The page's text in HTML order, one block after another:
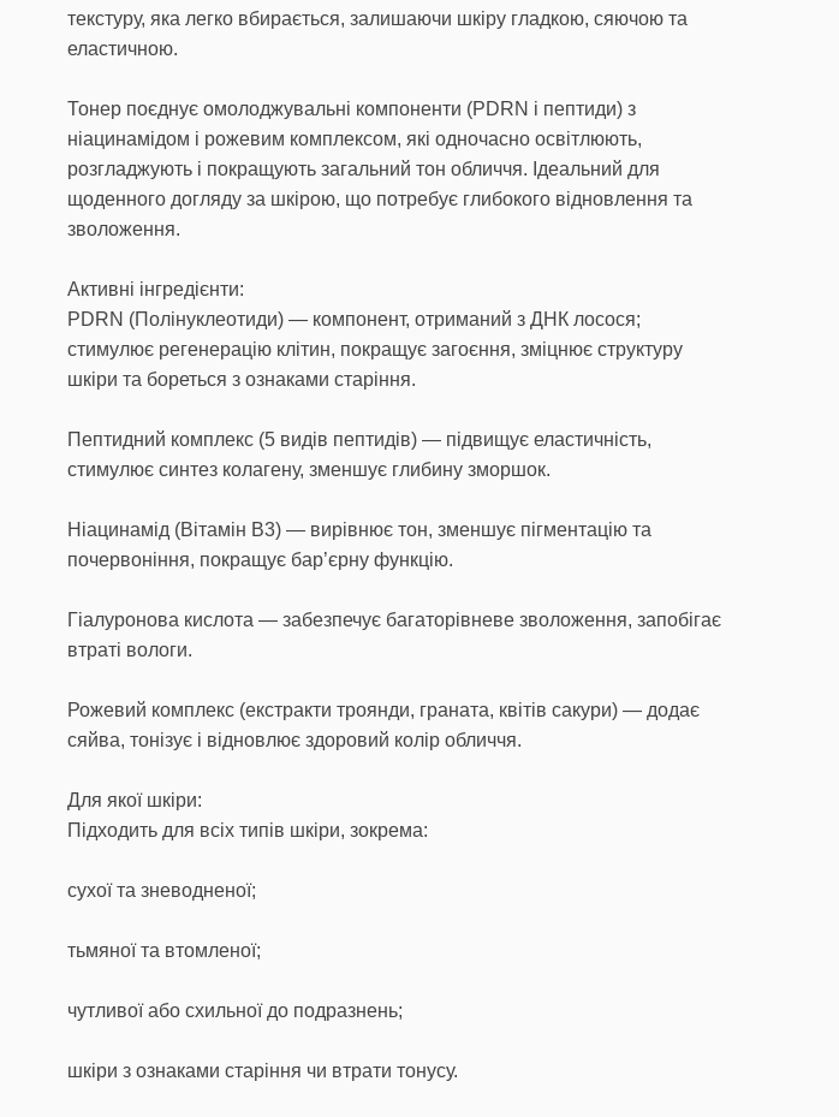
текстуру, яка легко вбирається, залишаючи шкіру гладкою, сяючою та
еластичною.
Тонер поєднує омолоджувальні компоненти (PDRN і пептиди) з
ніацинамідом і рожевим комплексом, які одночасно освітлюють,
розгладжують і покращують загальний тон обличчя. Ідеальний для
щоденного догляду за шкірою, що потребує глибокого відновлення та
зволоження.
Активні інгредієнти:
PDRN (Полінуклеотиди) — компонент, отриманий з ДНК лосося;
стимулює регенерацію клітин, покращує загоєння, зміцнює структуру
шкіри та бореться з ознаками старіння.
Пептидний комплекс (5 видів пептидів) — підвищує еластичність,
стимулює синтез колагену, зменшує глибину зморшок.
Ніацинамід (Вітамін B3) — вирівнює тон, зменшує пігментацію та
почервоніння, покращує бар’єрну функцію.
Гіалуронова кислота — забезпечує багаторівневе зволоження, запобігає
втраті вологи.
Рожевий комплекс (екстракти троянди, граната, квітів сакури) — додає
сяйва, тонізує і відновлює здоровий колір обличчя.
Для якої шкіри:
Підходить для всіх типів шкіри, зокрема:
сухої та зневодненої;
тьмяної та втомленої;
чутливої або схильної до подразнень;
шкіри з ознаками старіння чи втрати тонусу.